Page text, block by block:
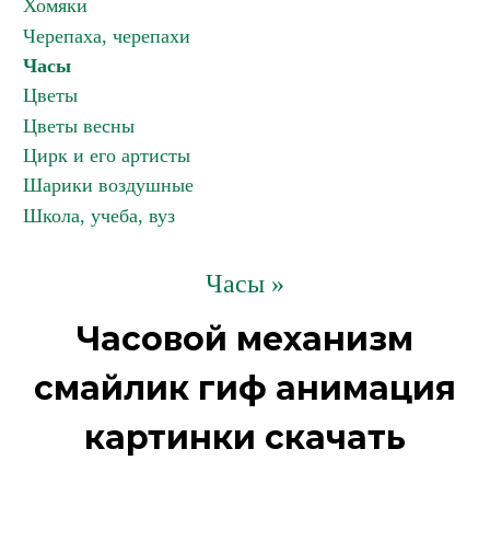
Хомяки
Черепаха, черепахи
Часы
Цветы
Цветы весны
Цирк и его артисты
Шарики воздушные
Школа, учеба, вуз
Часы »
Часовой механизм
смайлик гиф анимация
картинки скачать